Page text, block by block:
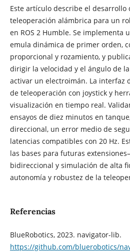
Este artículo describe el desarrollo
teleoperación alámbrica para un
en ROS 2 Humble. Se implementa
emula dinámica de primer orden,
proporcional y rozamiento, y
dirigir la velocidad y el ángulo de
activar un electroimán. La interfaz
de teleoperación con joystick y
visualización en tiempo real.
ensayos de diez minutos en
direccional, un error medio de
latencias compatibles con 20 Hz.
las bases para futuras
bidireccional y simulación de alta
autonomía y robustez de la
Referencias
BlueRobotics, 2023. navigator-lib.
https://github.com/bluerobotics/